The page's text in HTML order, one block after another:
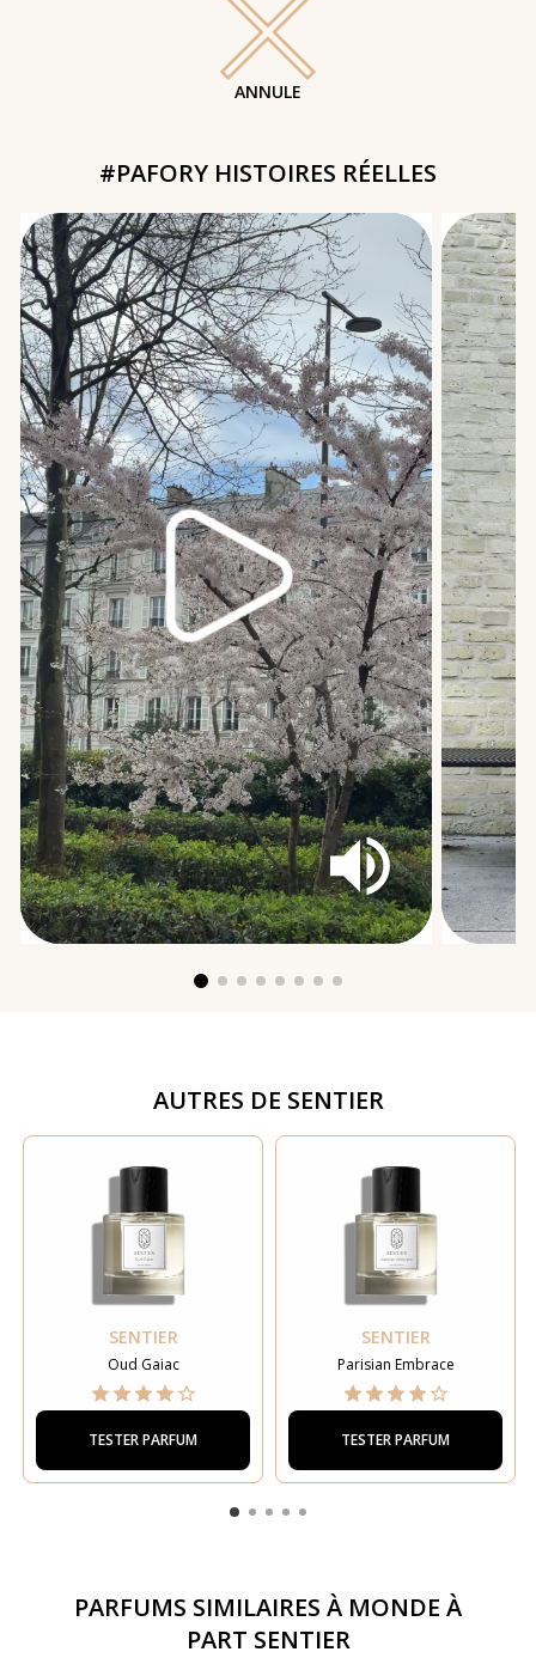
ANNULE
#PAFORY HISTOIRES RÉELLES
AUTRES DE SENTIER
SENTIER
Oud Gaiac
TESTER PARFUM
SENTIER
Parisian Embrace
TESTER PARFUM
PARFUMS SIMILAIRES À MONDE À
PART SENTIER